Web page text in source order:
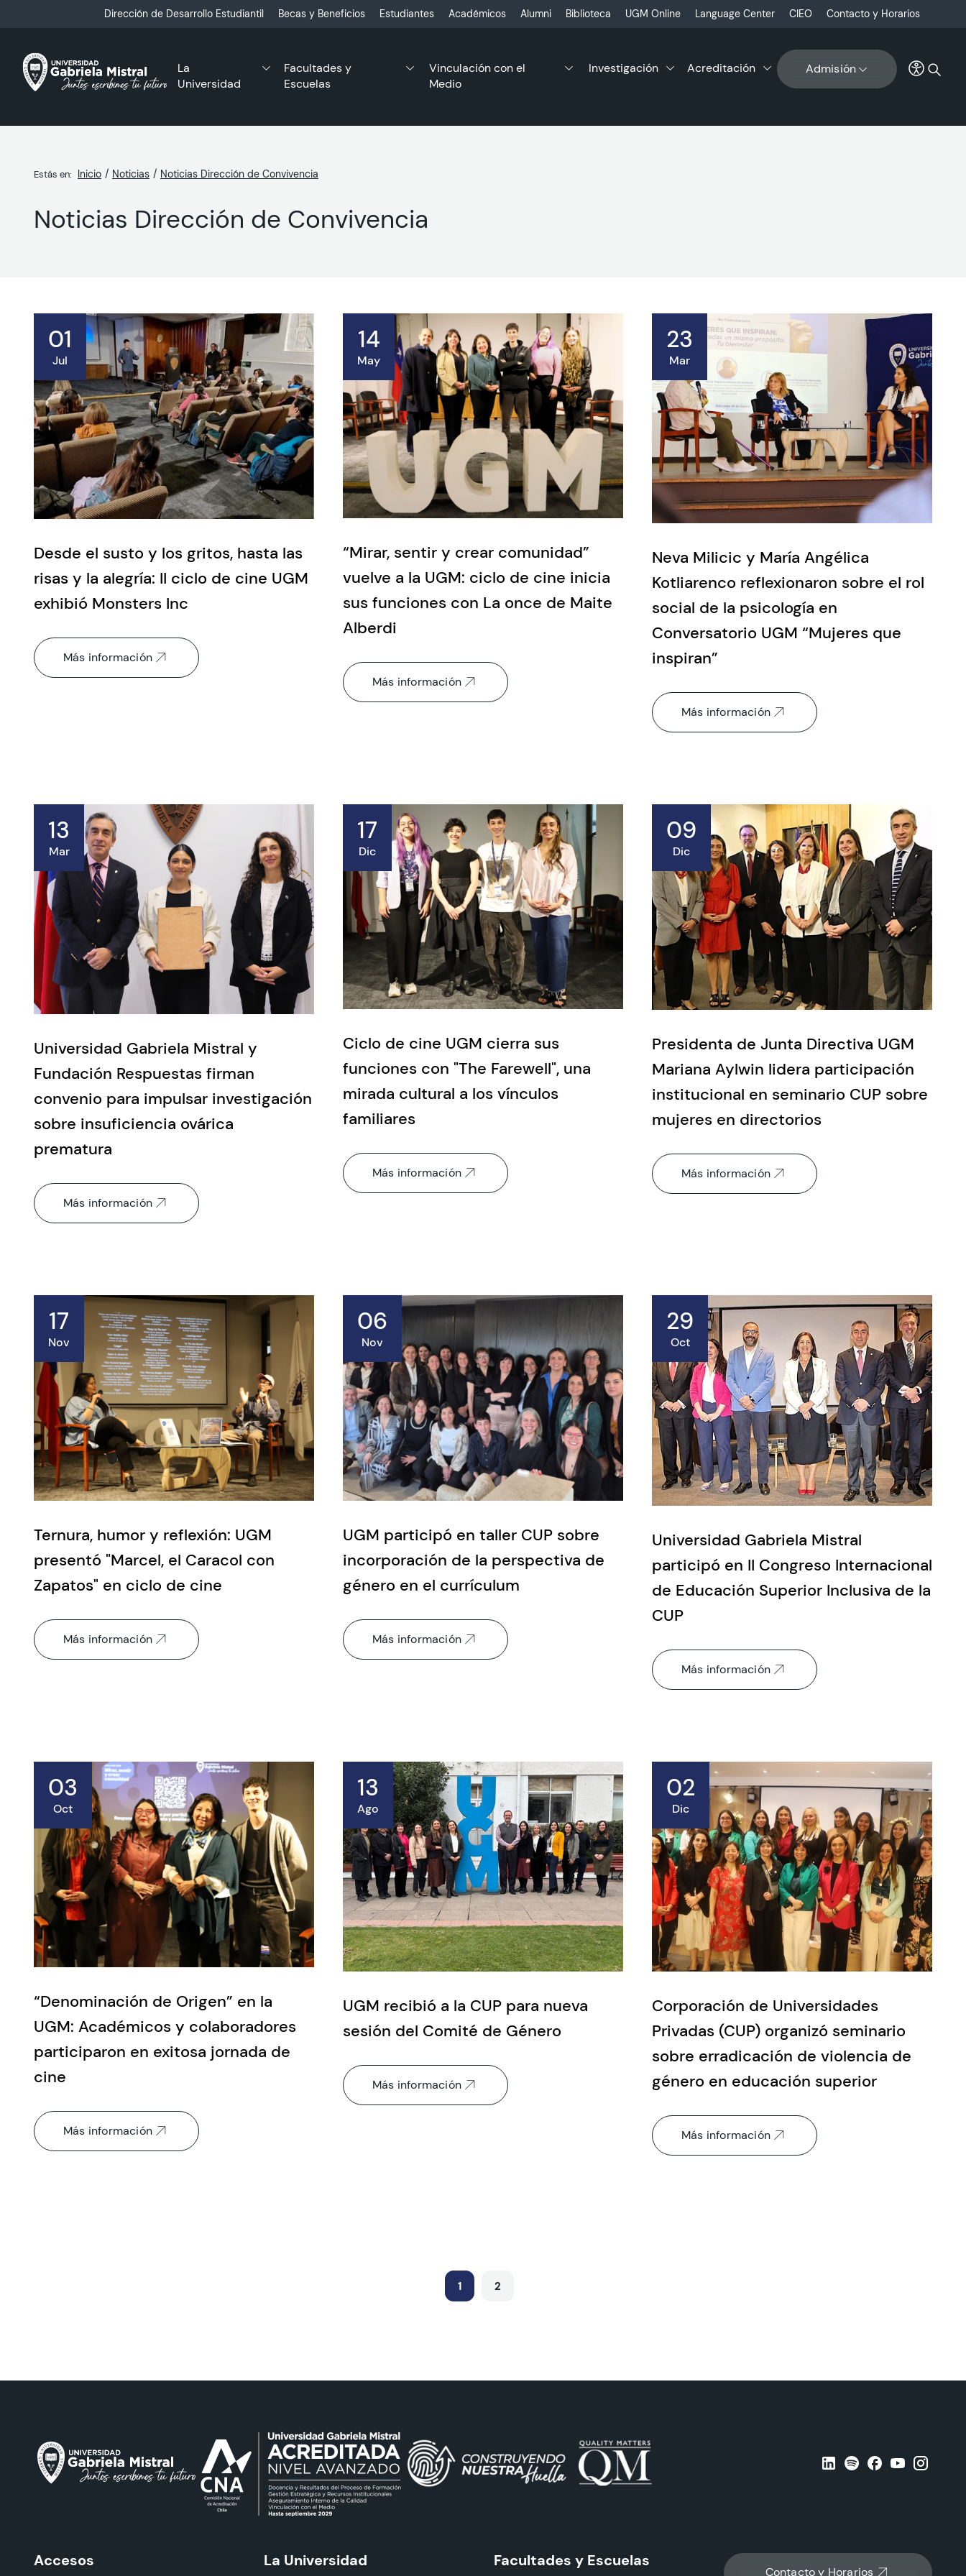
Dirección de Desarrollo Estudiantil Becas y Beneficios Estudiantes Académicos Alumni Biblioteca UGM Online Language Center CIEO Contacto y Horarios
La
Universidad
Facultades y
Escuelas
Vinculación con el
Medio
Investigación Acreditación Admisión
Estás en: Inicio Noticias Noticias Dirección de Convivencia
Noticias Dirección de Convivencia
01
Jul
Desde el susto y los gritos, hasta las
risas y la alegría: II ciclo de cine UGM
exhibió Monsters Inc
Más información
14
May
“Mirar, sentir y crear comunidad”
vuelve a la UGM: ciclo de cine inicia
sus funciones con La once de Maite
Alberdi
Más información
23
Mar
Neva Milicic y María Angélica
Kotliarenco reflexionaron sobre el rol
social de la psicología en
Conversatorio UGM “Mujeres que
inspiran”
Más información
13
Mar
Universidad Gabriela Mistral y
Fundación Respuestas firman
convenio para impulsar investigación
sobre insuficiencia ovárica
prematura
Más información
17
Dic
Ciclo de cine UGM cierra sus
funciones con "The Farewell", una
mirada cultural a los vínculos
familiares
Más información
09
Dic
Presidenta de Junta Directiva UGM
Mariana Aylwin lidera participación
institucional en seminario CUP sobre
mujeres en directorios
Más información
17
Nov
Ternura, humor y reflexión: UGM
presentó "Marcel, el Caracol con
Zapatos" en ciclo de cine
Más información
06
Nov
UGM participó en taller CUP sobre
incorporación de la perspectiva de
género en el currículum
Más información
29
Oct
Universidad Gabriela Mistral
participó en II Congreso Internacional
de Educación Superior Inclusiva de la
CUP
Más información
03
Oct
“Denominación de Origen” en la
UGM: Académicos y colaboradores
participaron en exitosa jornada de
cine
Más información
13
Ago
UGM recibió a la CUP para nueva
sesión del Comité de Género
Más información
02
Dic
Corporación de Universidades
Privadas (CUP) organizó seminario
sobre erradicación de violencia de
género en educación superior
Más información
1 2
Accesos La Universidad Facultades y Escuelas
Contacto y Horarios